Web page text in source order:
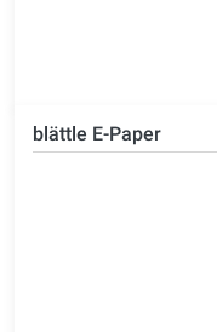
blättle E-Paper